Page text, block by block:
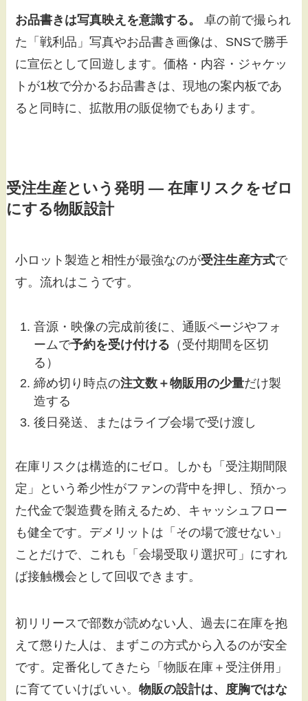
お品書きは写真映えを意識する。
卓の前で撮られ
た「戦利品」写真やお品書き画像は、SNSで勝手
に宣伝として回遊します。価格・内容・ジャケッ
トが1枚で分かるお品書きは、現地の案内板であ
ると同時に、拡散用の販促物でもあります。
受注生産という発明 — 在庫リスクをゼロ
にする物販設計
小ロット製造と相性が最強なのが受注生産方式で
す。流れはこうです。
音源・映像の完成前後に、通販ページやフォ
ームで予約を受け付ける （受付期間を区切
る）
締め切り時点の注文数＋物販用の少量だけ製
造する
後日発送、またはライブ会場で受け渡し
在庫リスクは構造的にゼロ。しかも「受注期間限
定」という希少性がファンの背中を押し、預かっ
た代金で製造費を賄えるため、キャッシュフロー
も健全です。デメリットは「その場で渡せない」
ことだけで、これも「会場受取り選択可」にすれ
ば接触機会として回収できます。
初リリースで部数が読めない人、過去に在庫を抱
えて懲りた人は、まずこの方式から入るのが安全
です。定番化してきたら「物販在庫＋受注併用」
に育てていけばいい。物販の設計は、度胸ではな